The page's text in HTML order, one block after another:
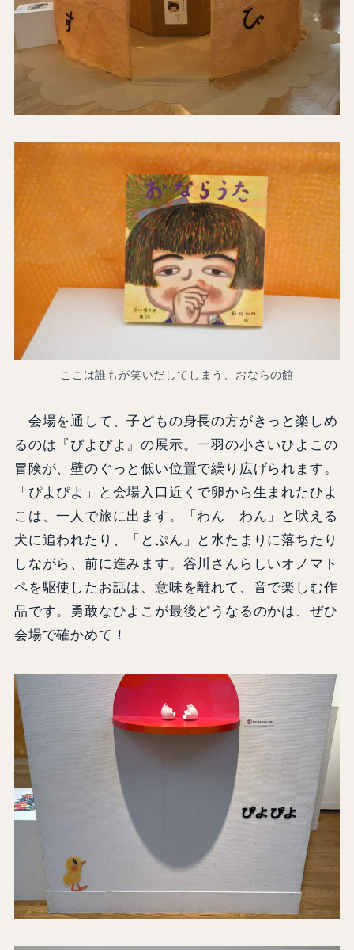
ここは誰もが笑いだしてしまう、おならの館
会場を通して、子どもの身長の方がきっと楽しめ
るのは『ぴよぴよ』の展示。一羽の小さいひよこの
冒険が、壁のぐっと低い位置で繰り広げられます。
「ぴよぴよ」と会場入口近くで卵から生まれたひよ
こは、一人で旅に出ます。「わん わん」と吠える
犬に追われたり、「とぷん」と水たまりに落ちたり
しながら、前に進みます。谷川さんらしいオノマト
ペを駆使したお話は、意味を離れて、音で楽しむ作
品です。勇敢なひよこが最後どうなるのかは、ぜひ
会場で確かめて！